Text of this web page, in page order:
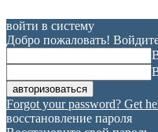
войти в систему
Добро пожаловать!
Forgot your password? Get
восстановление пароля